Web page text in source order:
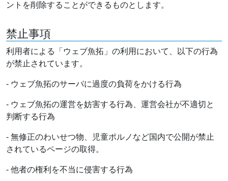
ントを削除することができるものとします。
禁止事項
利用者による「ウェブ魚拓」の利用において、以下の行為
が禁止されています。
- ウェブ魚拓のサーバに過度の負荷をかける行為
- ウェブ魚拓の運営を妨害する行為、運営会社が不適切と
判断する行為
- 無修正のわいせつ物、児童ポルノなど国内で公開が禁止
されているページの取得。
- 他者の権利を不当に侵害する行為